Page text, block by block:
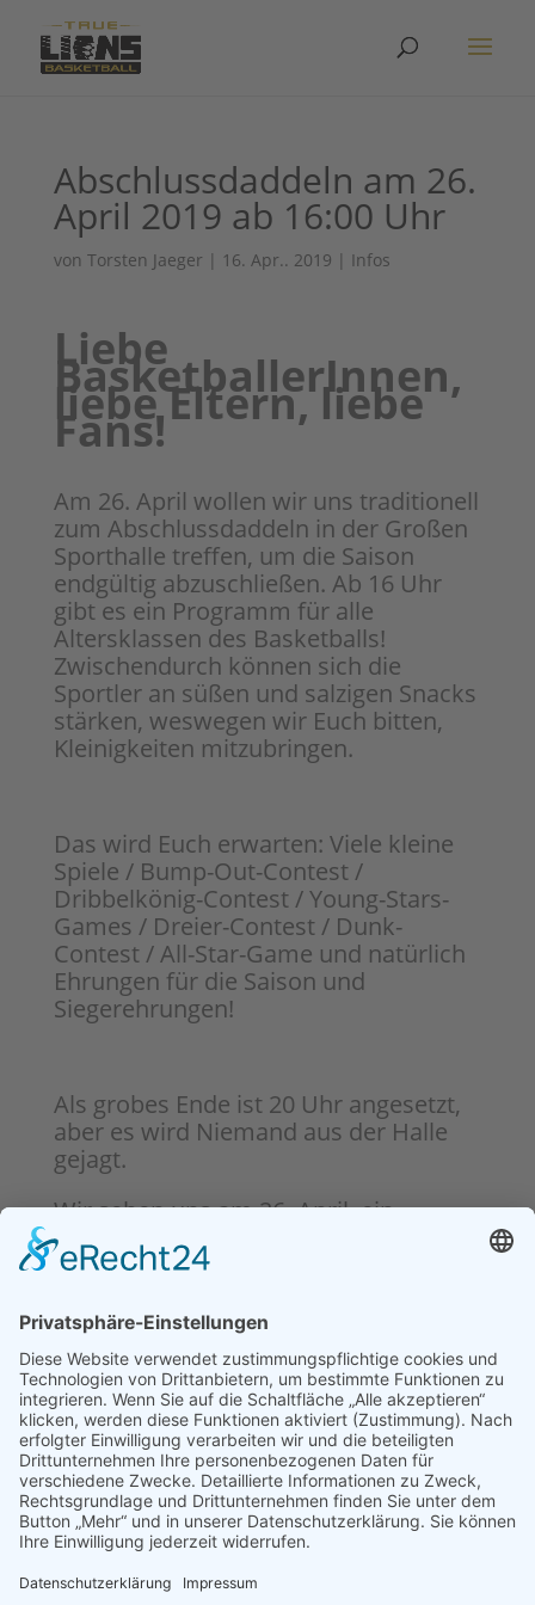
Abschlussdaddeln am 26.
April 2019 ab 16:00 Uhr
von Torsten Jaeger | 16. Apr.. 2019 | Infos
Liebe
BasketballerInnen,
liebe Eltern, liebe
Fans!
Am 26. April wollen wir uns traditionell
zum Abschlussdaddeln in der Großen
Sporthalle treffen, um die Saison
endgültig abzuschließen. Ab 16 Uhr
gibt es ein Programm für alle
Altersklassen des Basketballs!
Zwischendurch können sich die
Sportler an süßen und salzigen Snacks
stärken, weswegen wir Euch bitten,
Kleinigkeiten mitzubringen.
Das wird Euch erwarten: Viele kleine
Spiele / Bump-Out-Contest /
Dribbelkönig-Contest / Young-Stars-
Games / Dreier-Contest / Dunk-
Contest / All-Star-Game und natürlich
Ehrungen für die Saison und
Siegerehrungen!
Als grobes Ende ist 20 Uhr angesetzt,
aber es wird Niemand aus der Halle
gejagt.
Wir sehen uns am 26. April, ein
schönes Osterwochenende
und liebe Grüße vom
Knights